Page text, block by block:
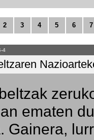
2 3 4 5 6 7
4
ematen
Gainera,